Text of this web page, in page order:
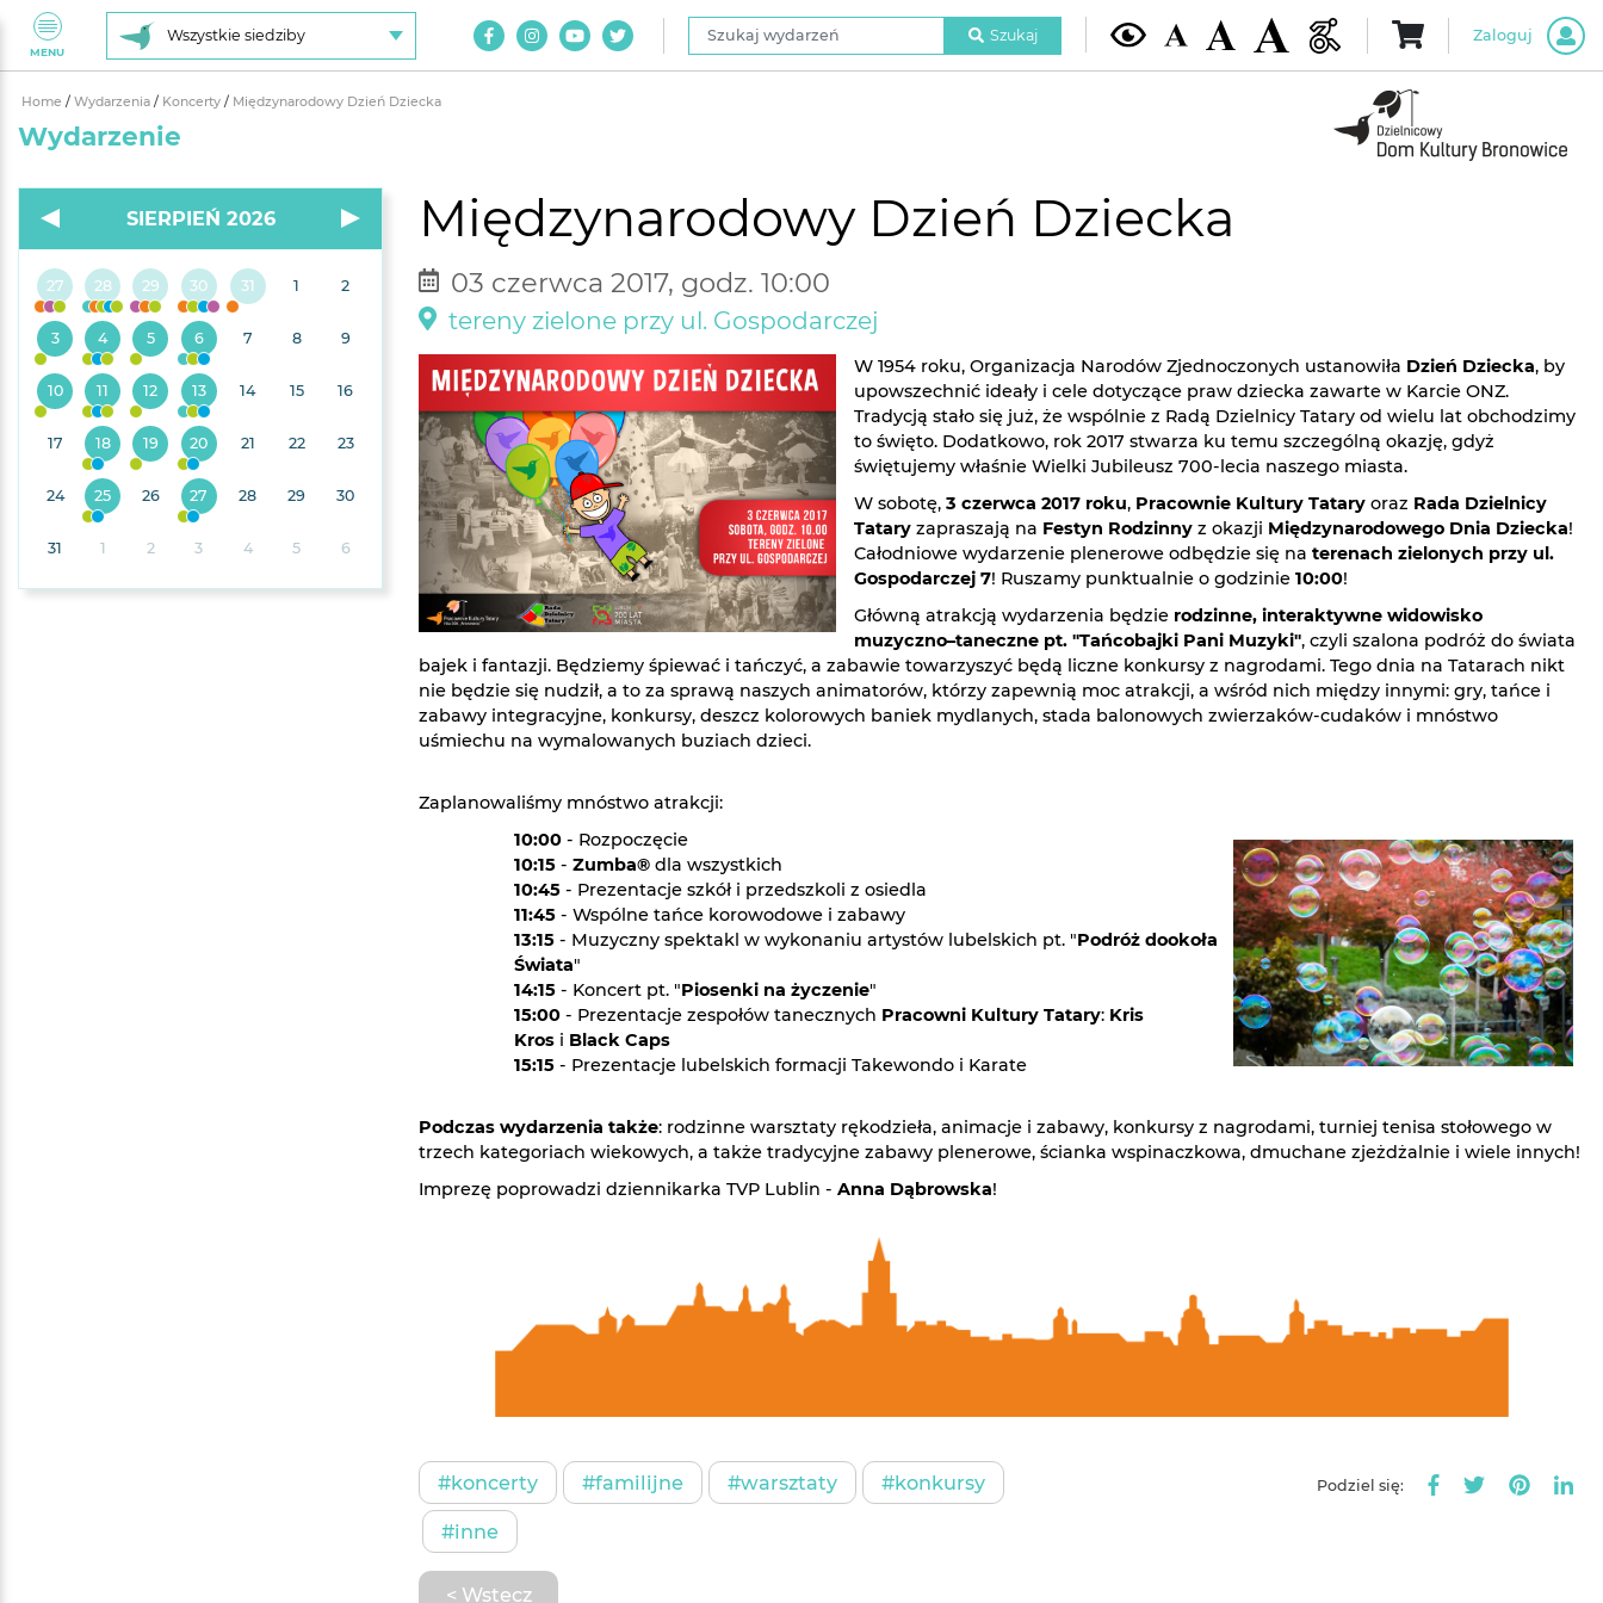
MENU
Wszystkie siedziby
Szukaj wydarzeń
Szukaj Zaloguj
Home / Wydarzenia / Koncerty / Międzynarodowy Dzień Dziecka
Wydarzenie
Międzynarodowy Dzień Dziecka
03 czerwca 2017, godz. 10:00
tereny zielone przy ul. Gospodarczej
W 1954 roku, Organizacja Narodów Zjednoczonych ustanowiła Dzień Dziecka, by
upowszechnić ideały i cele dotyczące praw dziecka zawarte w Karcie ONZ.
Tradycją stało się już, że wspólnie z Radą Dzielnicy Tatary od wielu lat obchodzimy
to święto. Dodatkowo, rok 2017 stwarza ku temu szczególną okazję, gdyż
świętujemy właśnie Wielki Jubileusz 700-lecia naszego miasta.
W sobotę, 3 czerwca 2017 roku, Pracownie Kultury Tatary oraz Rada Dzielnicy
Tatary zapraszają na Festyn Rodzinny z okazji Międzynarodowego Dnia Dziecka!
Całodniowe wydarzenie plenerowe odbędzie się na terenach zielonych przy ul.
Gospodarczej 7! Ruszamy punktualnie o godzinie 10:00!
Główną atrakcją wydarzenia będzie rodzinne, interaktywne widowisko
muzyczno–taneczne pt. "Tańcobajki Pani Muzyki", czyli szalona podróż do świata
bajek i fantazji. Będziemy śpiewać i tańczyć, a zabawie towarzyszyć będą liczne konkursy z nagrodami. Tego dnia na Tatarach nikt
nie będzie się nudził, a to za sprawą naszych animatorów, którzy zapewnią moc atrakcji, a wśród nich między innymi: gry, tańce i
zabawy integracyjne, konkursy, deszcz kolorowych baniek mydlanych, stada balonowych zwierzaków-cudaków i mnóstwo
uśmiechu na wymalowanych buziach dzieci.
Zaplanowaliśmy mnóstwo atrakcji:
10:00 - Rozpoczęcie
10:15 - Zumba® dla wszystkich
10:45 - Prezentacje szkół i przedszkoli z osiedla
11:45 - Wspólne tańce korowodowe i zabawy
13:15 - Muzyczny spektakl w wykonaniu artystów lubelskich pt. "Podróż dookoła
Świata"
14:15 - Koncert pt. "Piosenki na życzenie"
15:00 - Prezentacje zespołów tanecznych Pracowni Kultury Tatary: Kris
Kros i Black Caps
15:15 - Prezentacje lubelskich formacji Takewondo i Karate
Podczas wydarzenia także: rodzinne warsztaty rękodzieła, animacje i zabawy, konkursy z nagrodami, turniej tenisa stołowego w
trzech kategoriach wiekowych, a także tradycyjne zabawy plenerowe, ścianka wspinaczkowa, dmuchane zjeżdżalnie i wiele innych!
Imprezę poprowadzi dziennikarka TVP Lublin - Anna Dąbrowska!
#koncerty #familijne #warsztaty #konkursy
#inne
Podziel się:
< Wstecz
SIERPIEŃ 2026
27 28 29 30 31 1 2
3 4 5 6 7 8 9
10 11 12 13 14 15 16
17 18 19 20 21 22 23
24 25 26 27 28 29 30
31 1 2 3 4 5 6